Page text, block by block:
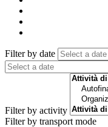
Filter by date
Filter by activity
Filter by transport mode